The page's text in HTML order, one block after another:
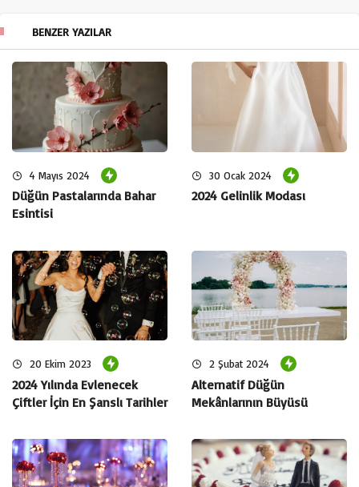
Doğal Güzelliklerin Altında:
Dünya doğası romantizmi tavan yapabilecek birçok güzel
mekan sunar. Bir plajda, dağların zirvesinde veya bir göl
kıyısında evlilik teklifi yapmak, hem sizin hem de
sevgilinizin unutamayacağı bir anı olabilir.
BENZER YAZILAR
4 Mayıs 2024
Düğün Pastalarında Bahar
Esintisi
30 Ocak 2024
2024 Gelinlik Modası
20 Ekim 2023
2024 Yılında Evlenecek
Çiftler İçin En Şanslı Tarihler
2 Şubat 2024
Alternatif Düğün
Mekânlarının Büyüsü